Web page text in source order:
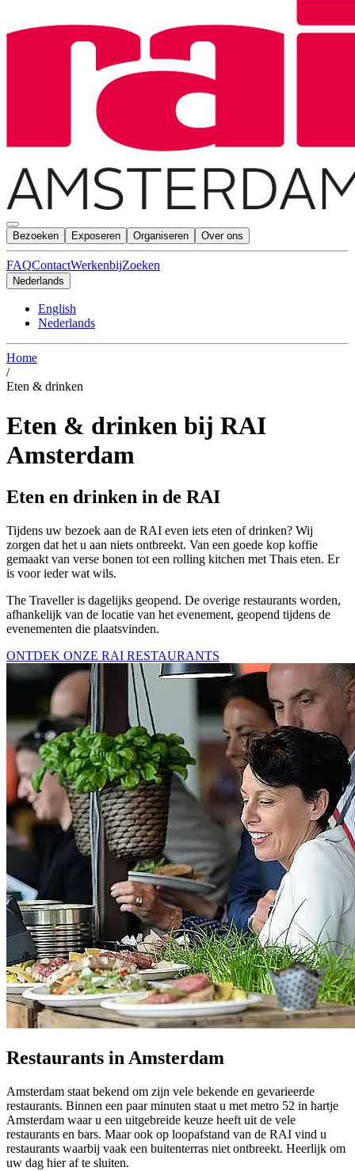
Bezoeken Exposeren Organiseren Over ons
FAQContactWerkenbijZoeken
Nederlands
English
Nederlands
Home
/
Eten & drinken
Eten & drinken bij RAI
Amsterdam
Eten en drinken in de RAI
Tijdens uw bezoek aan de RAI even iets eten of drinken? Wij
zorgen dat het u aan niets ontbreekt. Van een goede kop koffie
gemaakt van verse bonen tot een rolling kitchen met Thais eten. Er
is voor ieder wat wils.
The Traveller is dagelijks geopend. De overige restaurants worden,
afhankelijk van de locatie van het evenement, geopend tijdens de
evenementen die plaatsvinden.
ONTDEK ONZE RAI RESTAURANTS
Restaurants in Amsterdam
Amsterdam staat bekend om zijn vele bekende en gevarieerde
restaurants. Binnen een paar minuten staat u met metro 52 in hartje
Amsterdam waar u een uitgebreide keuze heeft uit de vele
restaurants en bars. Maar ook op loopafstand van de RAI vind u
restaurants waarbij vaak een buitenterras niet ontbreekt. Heerlijk om
uw dag hier af te sluiten.